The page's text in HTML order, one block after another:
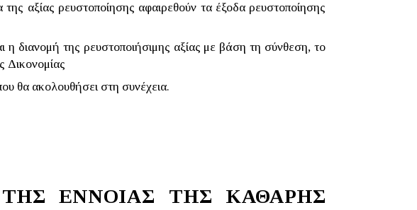
αξίας ρευστοποίησης αφαιρεθούν τα έξοδα ρευστοποίησης
η διανομή της ρευστοποιήσιμης αξίας με βάση τη σύνθεση, το
Δικονομίας
θα ακολουθήσει στη συνέχεια.
ΕΝΝΟΙΑΣ ΤΗΣ ΚΑΘΑΡΗΣ